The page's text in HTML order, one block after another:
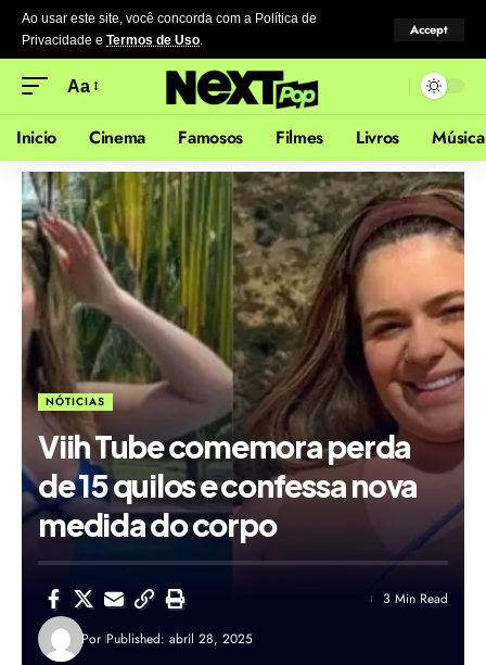
Ao usar este site, você concorda com a Política de
Privacidade e Termos de Uso.
Accept
Aa
Inicio Cinema Famosos Filmes Livros Música
NÓTICIAS
Viih Tube comemora perda
de 15 quilos e confessa nova
medida do corpo
Por Published: abril 28, 2025
3 Min Read